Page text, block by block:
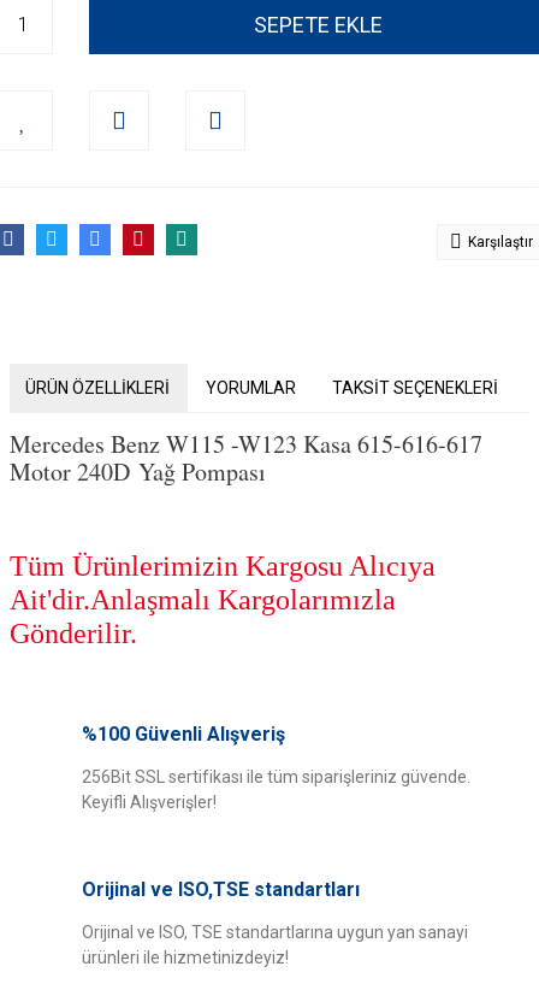
SEPETE EKLE
Karşılaştır
ÜRÜN ÖZELLİKLERİ YORUMLAR TAKSİT SEÇENEKLERİ
Mercedes Benz W115 -W123 Kasa 615-616-617
Motor 240D Yağ Pompası
Tüm Ürünlerimizin Kargosu Alıcıya
Ait'dir.Anlaşmalı Kargolarımızla
Gönderilir.
Bu ürüne ilk yorumu siz yapın!
yetersiz gördüğünüz noktaları öneri formunu kullanarak tarafımıza
iletebilirsiniz.
Görüş ve önerileriniz için teşekkür ederiz.
Ürün bilgilerinde hatalar bulunuyor.
Ürün fiyatı diğer sitelerden daha pahalı.
Bu ürüne benzer farklı alternatifler olmalı.
%100 Güvenli Alışveriş
256Bit SSL sertifikası ile tüm siparişleriniz güvende.
Keyifli Alışverişler!
Orijinal ve ISO,TSE standartları
Orijinal ve ISO, TSE standartlarına uygun yan sanayi
ürünleri ile hizmetinizdeyiz!